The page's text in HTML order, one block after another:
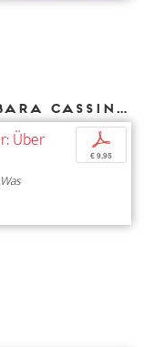
Weitere Texte von Barbara Cassin bei DIAPHANES
Über
Was
p
€ 9,95